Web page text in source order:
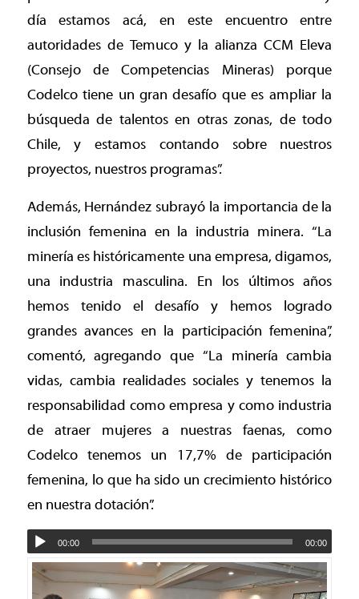
día estamos acá, en este encuentro entre
autoridades de Temuco y la alianza CCM Eleva
(Consejo de Competencias Mineras) porque
Codelco tiene un gran desafío que es ampliar la
búsqueda de talentos en otras zonas, de todo
Chile, y estamos contando sobre nuestros
proyectos, nuestros programas”.
Además, Hernández subrayó la importancia de la
inclusión femenina en la industria minera. “La
minería es históricamente una empresa, digamos,
una industria masculina. En los últimos años
hemos tenido el desafío y hemos logrado
grandes avances en la participación femenina”,
comentó, agregando que “La minería cambia
vidas, cambia realidades sociales y tenemos la
responsabilidad como empresa y como industria
de atraer mujeres a nuestras faenas, como
Codelco tenemos un 17,7% de participación
femenina, lo que ha sido un crecimiento histórico
en nuestra dotación”.
00:00 00:00